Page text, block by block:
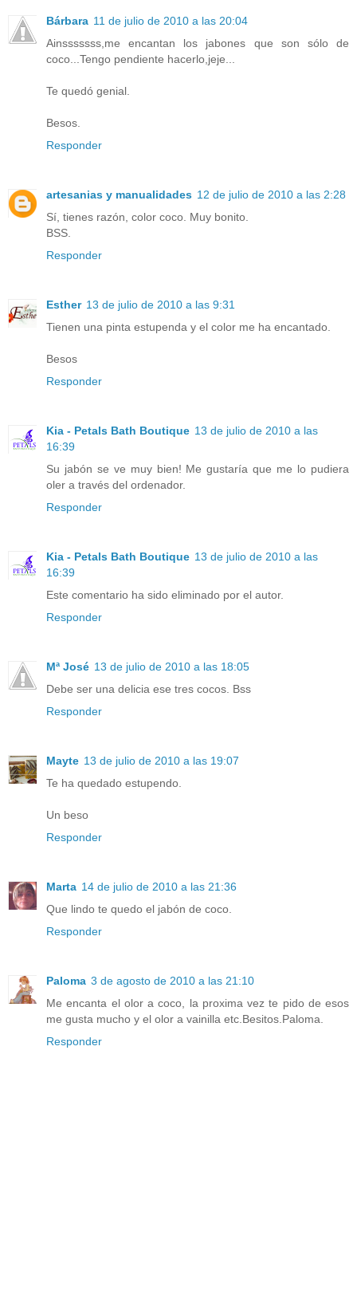
Bárbara 11 de julio de 2010 a las 20:04
Ainsssssss,me encantan los jabones que son sólo de
coco...Tengo pendiente hacerlo,jeje...
Te quedó genial.
Besos.
Responder
artesanias y manualidades 12 de julio de 2010 a las 2:28
Sí, tienes razón, color coco. Muy bonito.
BSS.
Responder
Esther 13 de julio de 2010 a las 9:31
Tienen una pinta estupenda y el color me ha encantado.
Besos
Responder
Kia - Petals Bath Boutique 13 de julio de 2010 a las
16:39
Su jabón se ve muy bien! Me gustaría que me lo pudiera
oler a través del ordenador.
Responder
Kia - Petals Bath Boutique 13 de julio de 2010 a las
16:39
Este comentario ha sido eliminado por el autor.
Responder
Mª José 13 de julio de 2010 a las 18:05
Debe ser una delicia ese tres cocos. Bss
Responder
Mayte 13 de julio de 2010 a las 19:07
Te ha quedado estupendo.
Un beso
Responder
Marta 14 de julio de 2010 a las 21:36
Que lindo te quedo el jabón de coco.
Responder
Paloma 3 de agosto de 2010 a las 21:10
Me encanta el olor a coco, la proxima vez te pido de esos
me gusta mucho y el olor a vainilla etc.Besitos.Paloma.
Responder